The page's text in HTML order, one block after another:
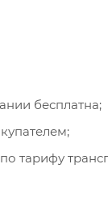
бесплатна;
тарифу